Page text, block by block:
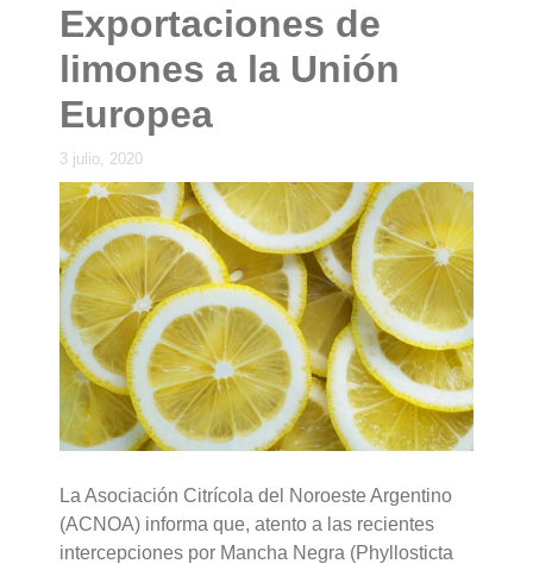
Exportaciones de
limones a la Unión
Europea
3 julio, 2020
La Asociación Citrícola del Noroeste Argentino
(ACNOA) informa que, atento a las recientes
intercepciones por Mancha Negra (Phyllosticta